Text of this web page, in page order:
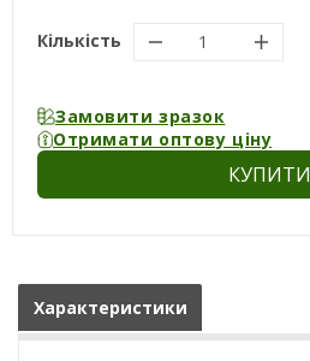
Кількість
Замовити зразок
Отримати оптову ціну
КУПИТИ
Характеристики